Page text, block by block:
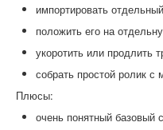
импортировать
положить его на
укоротить или продлить
собрать простой ролик с
Плюсы:
очень понятный базовый